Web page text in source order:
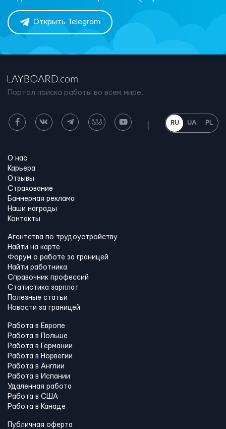
Открыть Telegram
Портал поиска работы во всем мире.
RU UA PL
О нас
Карьера
Отзывы
Страхование
Баннерная реклама
Наши награды
Контакты
Агентства по трудоустройству
Найти на карте
Форум о работе за границей
Найти работника
Справочник профессий
Статистика зарплат
Полезные статьи
Новости за границей
Работа в Европе
Работа в Польше
Работа в Германии
Работа в Норвегии
Работа в Англии
Работа в Испании
Удаленная работа
Работа в США
Работа в Канадe
Публичная оферта